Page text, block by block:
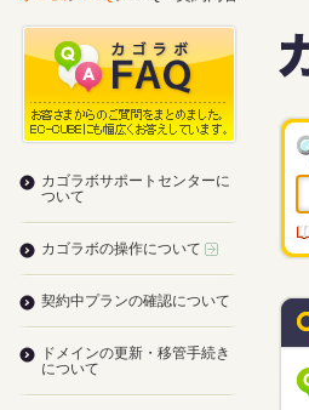
カゴラボサポートセンターに
ついて
カゴラボの操作について
契約中プランの確認について
ドメインの更新・移管手続き
について